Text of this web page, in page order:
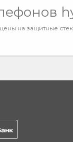
на защитные